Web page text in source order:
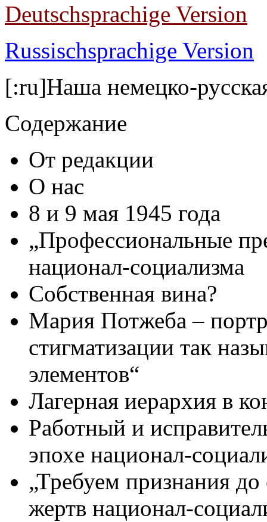
Deutschsprachige Version
Russischsprachige Version
[:ru]Наша немецко-
Содержание
От редакции
О нас
8 и 9 мая 1945 года
„Профессиональные
национал-социализма
Cобственная вина?
Мария Потжеба –
стигматизации так
элементов“
Лагерная иерархия в
Работный и
эпохe национал-
„Требуем признания
жертв национал-